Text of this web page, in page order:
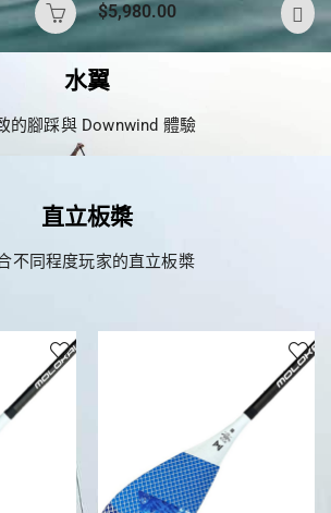
$5,980.00
水翼
的腳踩與 Downwind 體驗
直立板槳
不同程度玩家的直立板槳